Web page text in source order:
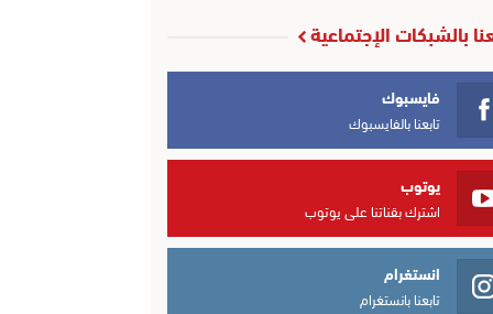
بالشبكات الإجتماعية
فايسبوك
تابعنا بالفايسبوك
يوتوب
اشترك بقناتنا على يوتوب
انستغرام
تابعنا بانستغرام